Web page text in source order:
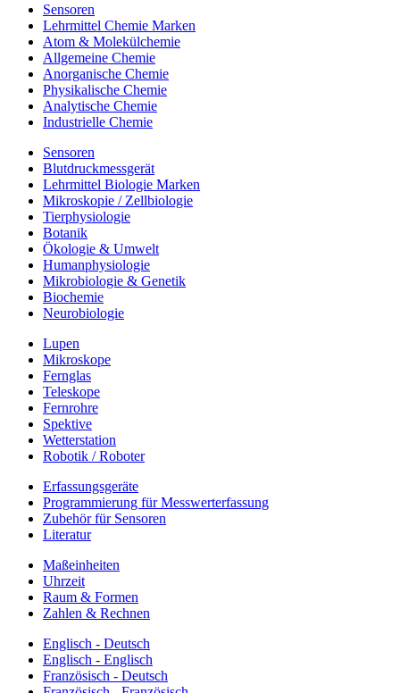
Sensoren
Lehrmittel Chemie Marken
Atom & Molekülchemie
Allgemeine Chemie
Anorganische Chemie
Physikalische Chemie
Analytische Chemie
Industrielle Chemie
Sensoren
Blutdruckmessgerät
Lehrmittel Biologie Marken
Mikroskopie / Zellbiologie
Tierphysiologie
Botanik
Ökologie & Umwelt
Humanphysiologie
Mikrobiologie & Genetik
Biochemie
Neurobiologie
Lupen
Mikroskope
Fernglas
Teleskope
Fernrohre
Spektive
Wetterstation
Robotik / Roboter
Erfassungsgeräte
Programmierung für Messwerterfassung
Zubehör für Sensoren
Literatur
Maßeinheiten
Uhrzeit
Raum & Formen
Zahlen & Rechnen
Englisch - Deutsch
Englisch - Englisch
Französisch - Deutsch